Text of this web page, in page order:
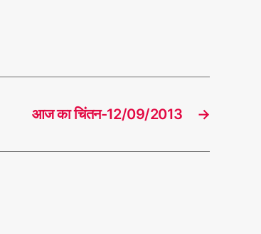
→
आज का चिंतन-12/09/2013